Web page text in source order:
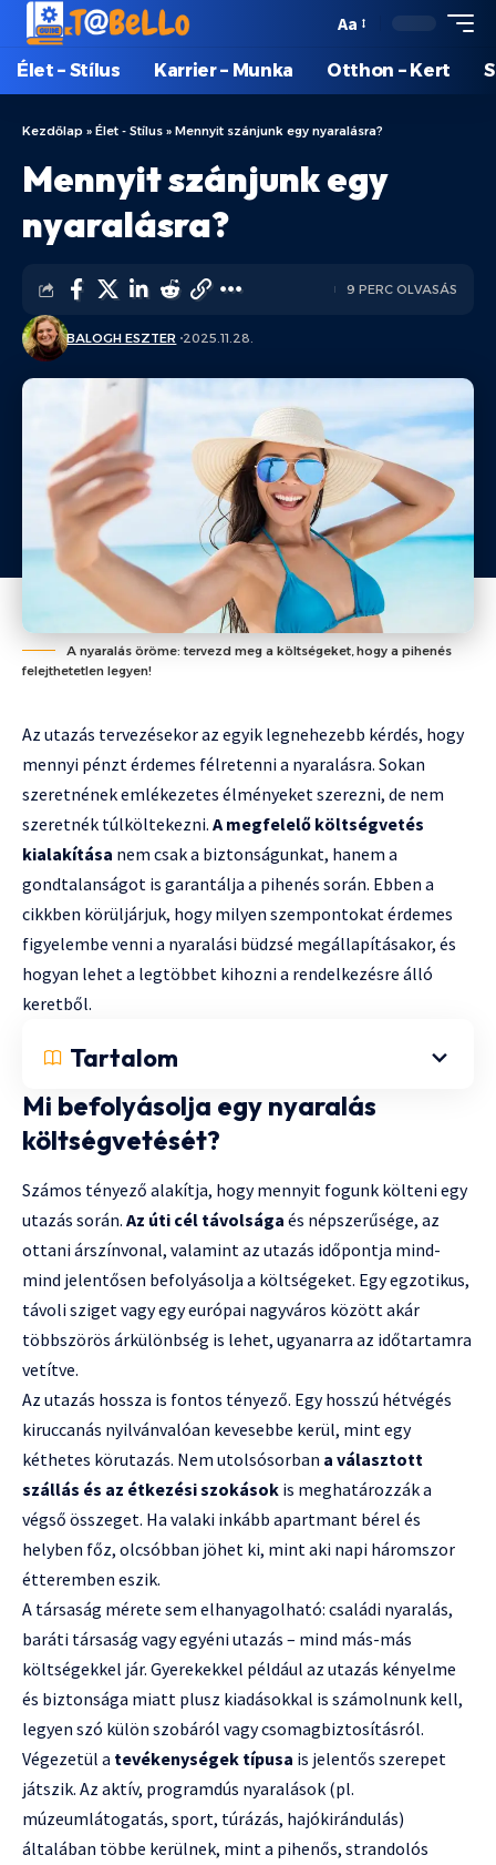
Aa
Élet – Stílus Karrier – Munka Otthon – Kert
Kezdőlap » Élet - Stílus » Mennyit szánjunk egy nyaralásra?
Mennyit szánjunk egy
nyaralásra?
BALOGH ESZTER 2025.11.28.
9 PERC OLVASÁS
A nyaralás öröme: tervezd meg a költségeket, hogy a pihenés
felejthetetlen legyen!
Az utazás tervezésekor az egyik legnehezebb kérdés, hogy
mennyi pénzt érdemes félretenni a nyaralásra. Sokan
szeretnének emlékezetes élményeket szerezni, de nem
szeretnék túlköltekezni. A megfelelő költségvetés
kialakítása nem csak a biztonságunkat, hanem a
gondtalanságot is garantálja a pihenés során. Ebben a
cikkben körüljárjuk, hogy milyen szempontokat érdemes
figyelembe venni a nyaralási büdzsé megállapításakor, és
hogyan lehet a legtöbbet kihozni a rendelkezésre álló
keretből.
Tartalom
Mi befolyásolja egy nyaralás
költségvetését?
Számos tényező alakítja, hogy mennyit fogunk költeni egy
utazás során. Az úti cél távolsága és népszerűsége, az
ottani árszínvonal, valamint az utazás időpontja mind-
mind jelentősen befolyásolja a költségeket. Egyegzotikus,
távoli sziget vagy egy európai nagyváros között akár
többszörös árkülönbség is lehet, ugyanarra az időtartamra
vetítve.
Az utazás hossza is fontos tényező. Egy hosszú hétvégés
kiruccanás nyilvánvalóan kevesebbe kerül, mint egy
kéthetes körutazás. Nem utolsósorban a választott
szállás és az étkezési szokások is meghatározzák a
végső összeget. Ha valaki inkább apartmant bérel és
helyben főz, olcsóbban jöhet ki, mint aki napi háromszor
étteremben eszik.
A társaság mérete sem elhanyagolható: családi nyaralás,
baráti társaság vagy egyéni utazás – mind más-más
költségekkel jár. Gyerekekkel például az utazás kényelme
és biztonsága miatt plusz kiadásokkal is számolnunk kell,
legyen szó külön szobáról vagy csomagbiztosításról.
Végezetül a tevékenységek típusa is jelentős szerepet
játszik. Az aktív, programdús nyaralások (pl.
múzeumlátogatás, sport, túrázás, hajókirándulás)
általában többe kerülnek, mint a pihenős, strandolós